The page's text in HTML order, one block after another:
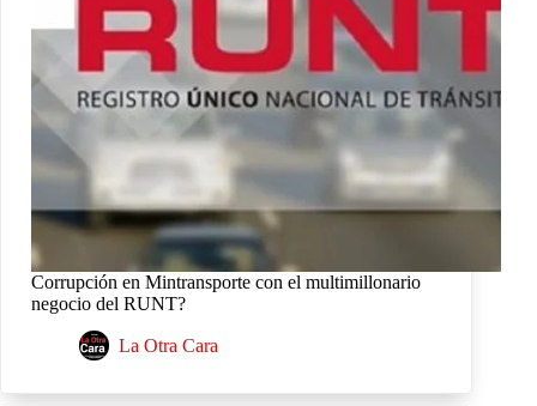
Corrupción en Mintransporte con el multimillonario
negocio del RUNT?
La Otra Cara